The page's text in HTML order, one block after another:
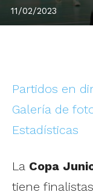
11/02/2023
Partidos en
Galería de
Estadísticas
La Copa
tiene